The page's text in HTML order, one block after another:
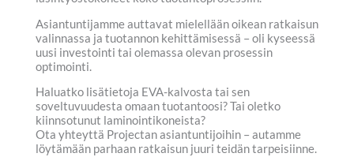
Asiantuntijamme auttavat mielellään oikean ratkaisun
valinnassa ja tuotannon kehittämisessä – oli kyseessä
uusi investointi tai olemassa olevan prosessin
optimointi.
Haluatko lisätietoja EVA-kalvosta tai sen
soveltuvuudesta omaan tuotantoosi? Tai oletko
kiinnsotunut laminointikoneista?
Ota yhteyttä Projectan asiantuntijoihin – autamme
löytämään parhaan ratkaisun juuri teidän tarpeisiinne.